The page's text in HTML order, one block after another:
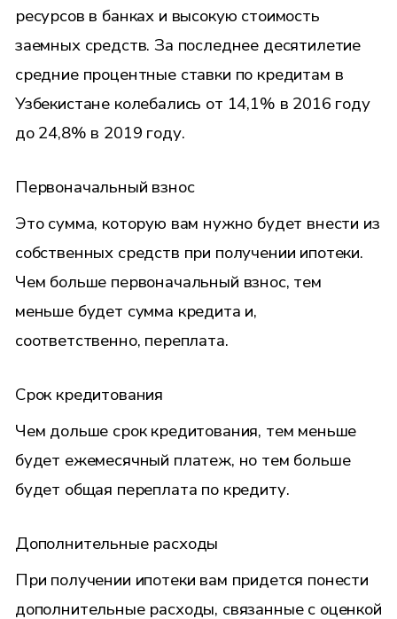
ресурсов в банках и высокую стоимость
заемных средств. За последнее десятилетие
средние процентные ставки по кредитам в
Узбекистане колебались от 14,1% в 2016 году
до 24,8% в 2019 году.
Первоначальный взнос
Это сумма, которую вам нужно будет внести из
собственных средств при получении ипотеки.
Чем больше первоначальный взнос, тем
меньше будет сумма кредита и,
соответственно, переплата.
Срок кредитования
Чем дольше срок кредитования, тем меньше
будет ежемесячный платеж, но тем больше
будет общая переплата по кредиту.
Дополнительные расходы
При получении ипотеки вам придется понести
дополнительные расходы, связанные с оценкой